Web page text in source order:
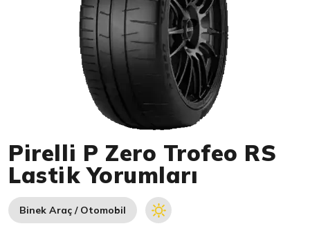
Pirelli P Zero Trofeo RS
Lastik Yorumları
Binek Araç / Otomobil